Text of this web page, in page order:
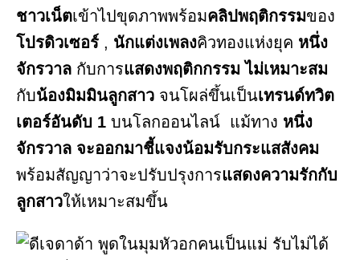
ชาวเน็ตเข้าไปขุดภาพพร้อมคลิปพฤติกรรมของ
โปรดิวเซอร์ , นักแต่งเพลงคิวทองแห่งยุค หนึ่ง
จักรวาล กับการแสดงพฤติกกรรม ไม่เหมาะสม
กับน้องมิมมินลูกสาว จนโผล่ขึ้นเป็นเทรนด์ทวิต
เตอร์อันดับ 1 บนโลกออนไลน์ แม้ทาง หนึ่ง
จักรวาล จะออกมาชี้แจงน้อมรับกระแสสังคม
พร้อมสัญญาว่าจะปรับปรุงการแสดงความรักกับ
ลูกสาวให้เหมาะสมขึ้น